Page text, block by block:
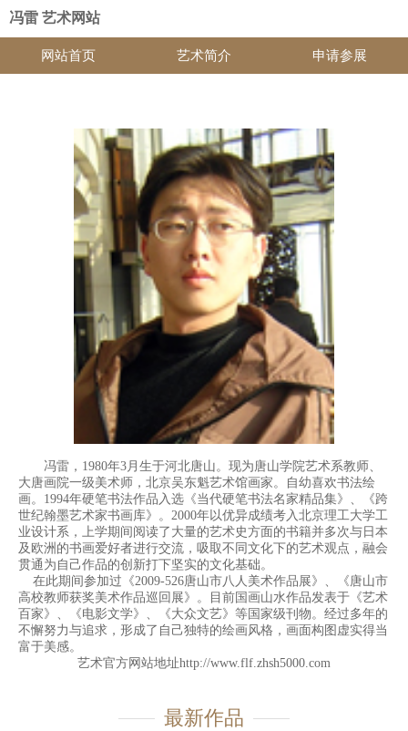
冯雷 艺术网站
网站首页 艺术简介 申请参展
冯雷，1980年3月生于河北唐山。现为唐山学院艺术系教师、
大唐画院一级美术师，北京吴东魁艺术馆画家。自幼喜欢书法绘
画。1994年硬笔书法作品入选《当代硬笔书法名家精品集》、《跨
世纪翰墨艺术家书画库》。2000年以优异成绩考入北京理工大学工
业设计系，上学期间阅读了大量的艺术史方面的书籍并多次与日本
及欧洲的书画爱好者进行交流，吸取不同文化下的艺术观点，融会
贯通为自己作品的创新打下坚实的文化基础。
在此期间参加过《2009-526唐山市八人美术作品展》、《唐山市
高校教师获奖美术作品巡回展》。目前国画山水作品发表于《艺术
百家》、《电影文学》、《大众文艺》等国家级刊物。经过多年的
不懈努力与追求，形成了自己独特的绘画风格，画面构图虚实得当
富于美感。
艺术官方网站地址http://www.flf.zhsh5000.com
最新作品